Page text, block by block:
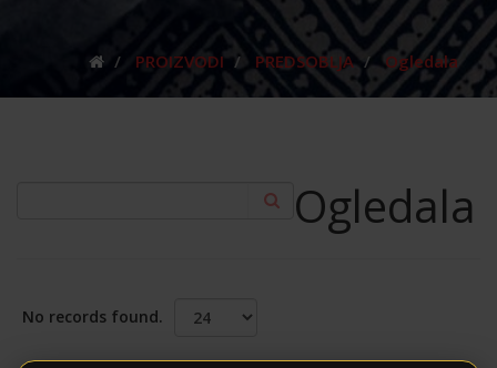
PROIZVODI PREDSOBLJA Ogledala
Ogledala
No records found.